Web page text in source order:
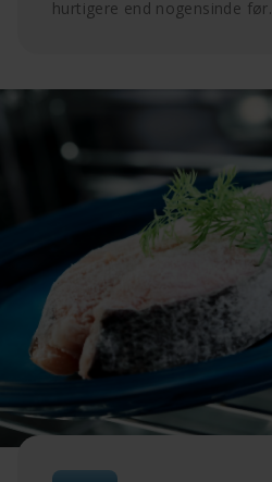
hurtigere end nogensinde før.